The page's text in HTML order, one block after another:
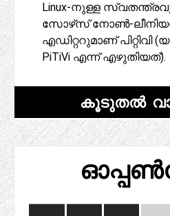
Linux-നുള്ള
സോഴ്‌സ് നോൺ-
എഡിറ്ററുമാണ് പിറ്റിവി
PiTiVi എന്ന് എഴുതിയത്).
കൂടുതൽ